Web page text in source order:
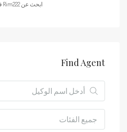
ابحث عن Rim222 في:
Find Agent
جميع الفئات